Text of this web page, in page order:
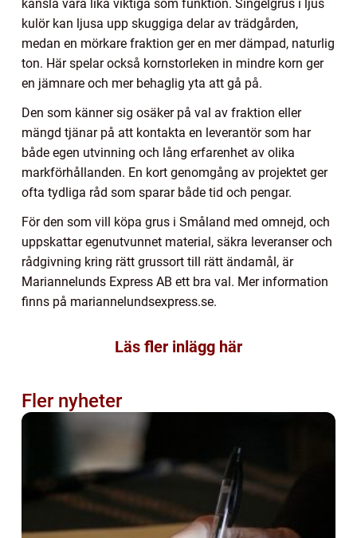
känsla vara lika viktiga som funktion. Singelgrus i ljus
kulör kan ljusa upp skuggiga delar av trädgården,
medan en mörkare fraktion ger en mer dämpad, naturlig
ton. Här spelar också kornstorleken in mindre korn ger
en jämnare och mer behaglig yta att gå på.
Den som känner sig osäker på val av fraktion eller
mängd tjänar på att kontakta en leverantör som har
både egen utvinning och lång erfarenhet av olika
markförhållanden. En kort genomgång av projektet ger
ofta tydliga råd som sparar både tid och pengar.
För den som vill köpa grus i Småland med omnejd, och
uppskattar egenutvunnet material, säkra leveranser och
rådgivning kring rätt grussort till rätt ändamål, är
Mariannelunds Express AB ett bra val. Mer information
finns på mariannelundsexpress.se.
Läs fler inlägg här
Fler nyheter